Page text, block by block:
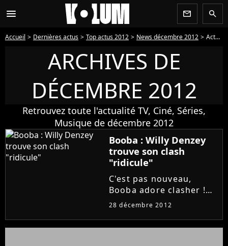
menu newsletter search
Accueil Dernières actus Top actus 2012 News décembre 2012 Actus décembre 2012 - Page 23
ARCHIVES DE
DÉCEMBRE 2012
Retrouvez toute l'actualité TV, Ciné, Séries,
Musique de décembre 2012
Booba : Willy Denzey
trouve son clash
"ridicule"
C'est pas nouveau,
Booba adore clasher !
Ainsi, il avait attaqué
pauvre Willy Denzey
28 décembre 2012